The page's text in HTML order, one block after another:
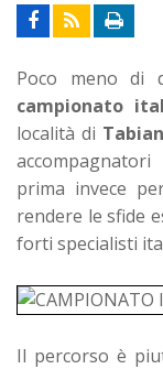
Poco meno di
campionato
località di
prima invece
rendere le sfide
forti specialisti
Il percorso è